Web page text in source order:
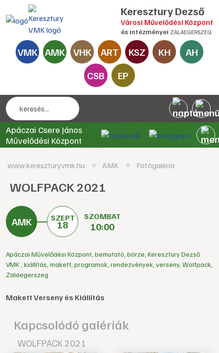
Keresztury Dezső
Városi Művelődési Központ
és intézményei ZALAEGERSZEG
VMK AMK VHK ART KSZ KH
AH
CSB
EP
Apáczai Csere János
Művelődési Központ
www.kereszturyvmk.hu AMK Fotógaléria
WOLFPACK 2021
SZEPT
18
SZOMBAT
10:00
Apáczai Művelődési Központ bemutató börze Keresztury Dezső
VMK kiállítás makett programok rendezvények verseny, Wolfpack
Zalaegerszeg
Makett Verseny és Kiállítás
Kapcsolódó galériák
WOLFPACK 2021